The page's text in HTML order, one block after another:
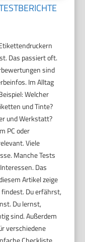
Das passiert oft.
sind
Im Alltag
Welcher
und Tinte?
und Werkstatt?
PC oder
Viele
Manche Tests
Das
Artikel zeige
Du erfährst,
Du lernst,
sind. Außerdem
verschiedene